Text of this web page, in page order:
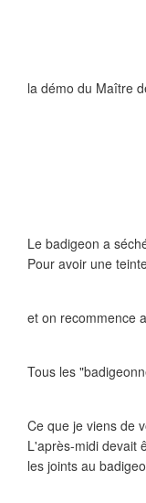
la démo du Maître
Le badigeon a
Pour avoir une
et on recommence
Tous les
Ce que je viens de
L'après-midi devait
les joints au